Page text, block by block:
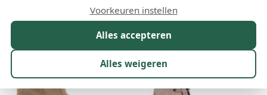
11%
Alles accepteren
Alles weigeren
Voorkeuren instellen